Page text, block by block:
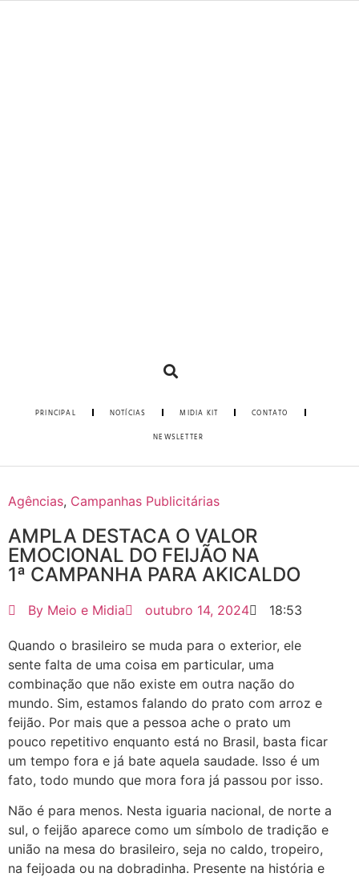
PRINCIPAL NOTÍCIAS MIDIA KIT CONTATO
NEWSLETTER
Agências, Campanhas Publicitárias
AMPLA DESTACA O VALOR
EMOCIONAL DO FEIJÃO NA
1ª CAMPANHA PARA AKICALDO
By Meio e Midia outubro 14, 2024 18:53
Quando o brasileiro se muda para o exterior, ele
sente falta de uma coisa em particular, uma
combinação que não existe em outra nação do
mundo. Sim, estamos falando do prato com arroz e
feijão. Por mais que a pessoa ache o prato um
pouco repetitivo enquanto está no Brasil, basta ficar
um tempo fora e já bate aquela saudade. Isso é um
fato, todo mundo que mora fora já passou por isso.
Não é para menos. Nesta iguaria nacional, de norte a
sul, o feijão aparece como um símbolo de tradição e
união na mesa do brasileiro, seja no caldo, tropeiro,
na feijoada ou na dobradinha. Presente na história e